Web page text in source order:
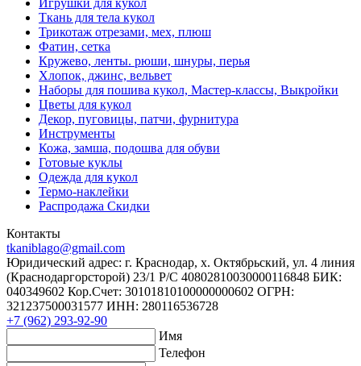
Ткань для тела кукол
Трикотаж отрезами, мех, плюш
Фатин, сетка
Кружево, ленты. рюши, шнуры, перья
Хлопок, джинс, вельвет
Наборы для пошива кукол, Мастер-классы, Выкройки
Цветы для кукол
Декор, пуговицы, патчи, фурнитура
Инструменты
Кожа, замша, подошва для обуви
Готовые куклы
Одежда для кукол
Термо-наклейки
Распродажа Скидки
Контакты
tkaniblago@gmail.com
Юридический адрес: г. Краснодар, х. Октябрьский, ул. 4 линия
(Краснодаргорсторой) 23/1 Р/C 40802810030000116848 БИК:
040349602 Кор.Счет: 30101810100000000602 ОГРН:
321237500031577 ИНН: 280116536728
+7 (962) 293-92-90
Имя
Телефон